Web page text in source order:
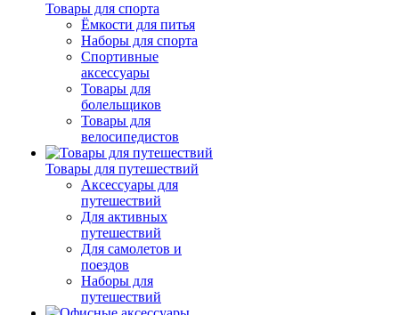
Товары для спорта
Ёмкости для питья
Наборы для спорта
Спортивные
аксессуары
Товары для
болельщиков
Товары для
велосипедистов
Товары для путешествий
Аксессуары для
путешествий
Для активных
путешествий
Для самолетов и
поездов
Наборы для
путешествий